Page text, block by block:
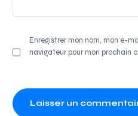
Enregistrer mon nom, mon e-
navigateur pour mon prochain